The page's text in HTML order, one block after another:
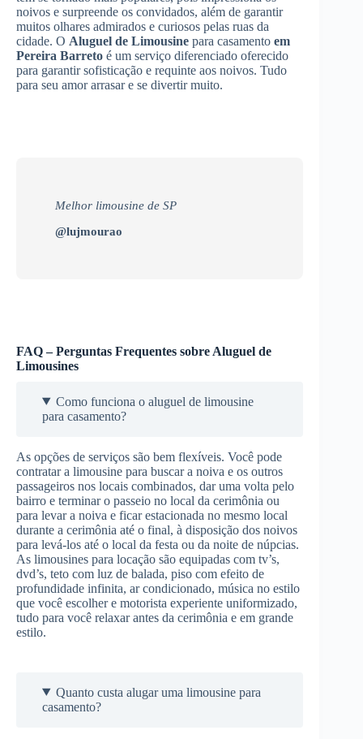
noivos e surpreende os convidados, além de garantir
muitos olhares admirados e curiosos pelas ruas da
cidade. O Aluguel de Limousine para casamento em
Pereira Barreto é um serviço diferenciado oferecido
para garantir sofisticação e requinte aos noivos. Tudo
para seu amor arrasar e se divertir muito.
Melhor limousine de SP
@lujmourao
FAQ – Perguntas Frequentes sobre Aluguel de
Limousines
Como funciona o aluguel de limousine
para casamento?
As opções de serviços são bem flexíveis. Você pode
contratar a limousine para buscar a noiva e os outros
passageiros nos locais combinados, dar uma volta pelo
bairro e terminar o passeio no local da cerimônia ou
para levar a noiva e ficar estacionada no mesmo local
durante a cerimônia até o final, à disposição dos noivos
para levá-los até o local da festa ou da noite de núpcias.
As limousines para locação são equipadas com tv’s,
dvd’s, teto com luz de balada, piso com efeito de
profundidade infinita, ar condicionado, música no estilo
que você escolher e motorista experiente uniformizado,
tudo para você relaxar antes da cerimônia e em grande
estilo.
Quanto custa alugar uma limousine para
casamento?